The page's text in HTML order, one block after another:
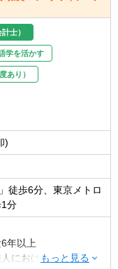
管理プロセスの改
会社やそのグループ
体制の構築や定性的
2線業務）、内部監
コンプライアンスモ
トに係る業務の経験
ガバナンス運営、グ
イアンス体制の構築
スクアペタイトフレ
ク管理の運営経験
違反（贈収賄、会計
）への対応経験
コンプライアンスの
、製薬業界）
PwCメンバーやPwC
密接に連携したプロ
、チームワークとリ
プロジェクトを強く
ます。
監査支援
態勢の設計・構築・
企業全体のアシュア
土改革、GRCツール
USSOX含む）
支援
ンス再構築支援
プライアンス支援
の設計・構築・高度
リスク管理）体制構
士）
学を活かす
あり）
)
徒歩6分、東京メトロ
分
年以上
における監査実務、